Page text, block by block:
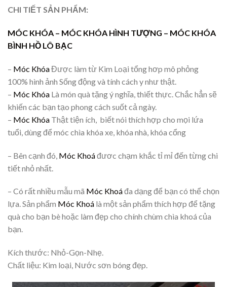
CHI TIẾT SẢN PHẨM:
MÓC KHÓA – MÓC KHÓA HÌNH TƯỢNG – MÓC KHÓA
BÌNH HỒ LÔ BẠC
– Móc KhóaĐược làm từ Kim Loại tổng hơp mô phỏng
100% hình ảnh Sống động và tính cách y như thật.
– Móc Khóa Là món quà tặng ý nghĩa, thiết thực. Chắc hẳn sẽ
khiến các bạn tạo phong cách suốt cả ngày.
– Móc Khóa Thật tiện ích, biết nói thích hợp cho mọi lứa
tuổi, dùng để móc chìa khóa xe, khóa nhà, khóa cổng
– Bên cạnh đó, Móc Khoáđươc chạm khắc tỉ mỉ đến từng chi
tiết nhỏ nhất.
– Có rất nhiều mẫu mã Móc Khoáđa dạng để bạn có thể chọn
lựa. Sản phẩm Móc Khoá là một sản phẩm thích hợp để tặng
quà cho bạn bè hoặc làm đẹp cho chính chùm chìa khoá của
bạn.
Kích thước: Nhỏ-Gọn-Nhẹ.
Chất liệu: Kim loại, Nước sơn bóng đẹp.